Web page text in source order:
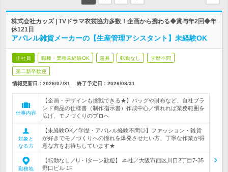
株式会社カッズ | TVドラマ衣裳協力多数！企画から携わる◆賞与年2回◆年
休121日
アパレル雑貨メーカーの【生産管理アシスタント】未経験OK
正社員 職種・業種未経験OK 急募 転勤なし 学歴不問
第二新卒歓迎
情報更新日：2026/07/31 終了予定日： 2026/08/31
仕事内容
【企画・デザインも挑戦できる★】バッグや財布など、自社ブラ
ンド商品の仕様書（制作指示書）作成中心／慣れれば業務範囲を
広げ、モノづくりのプロへ
対象と
なる方
【未経験OK／学歴・アパレル経験不問◎】ファッション・雑貨
が好きでモノづくりへの憧れを爆発させたい方、丁寧な作業が得
意な方をお待ちしています★
勤務地
【転勤なし／U・Iターン歓迎】 本社／大阪市西区川口2丁目7-35
野口ビル 1F